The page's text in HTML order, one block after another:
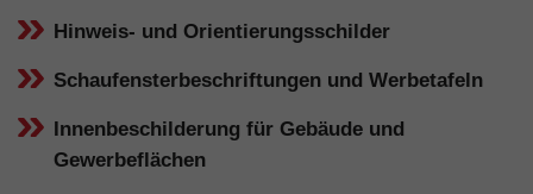
Hinweis- und Orientierungsschilder
Schaufensterbeschriftungen und Werbetafeln
Innenbeschilderung für Gebäude und
Gewerbeflächen